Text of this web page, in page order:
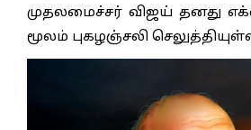
முதலமைச்சர் விஜய் தனது
மூலம் புகழஞ்சலி